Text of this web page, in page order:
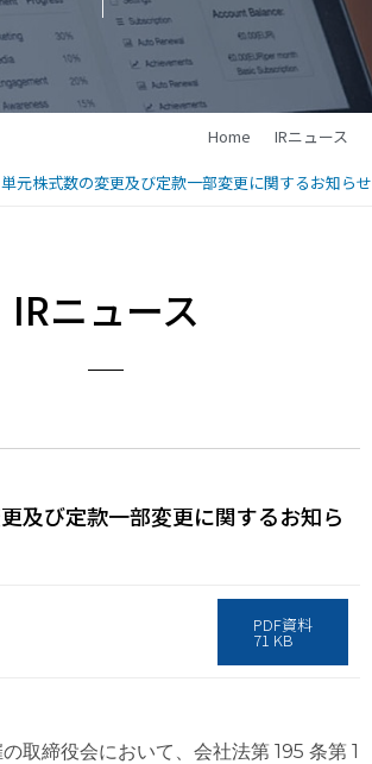
Home IRニュース
単元株式数の変更及び定款一部変更に関するお知らせ
IRニュース
及び定款一部変更に関するお知ら
PDF資料
71 KB
取締役会において、会社法第 195 条第 1